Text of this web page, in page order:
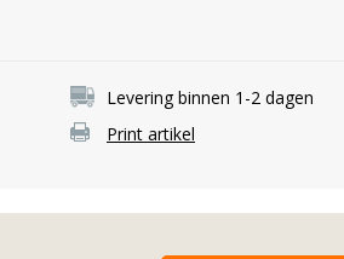
Levering binnen 1-2 dagen
Print artikel